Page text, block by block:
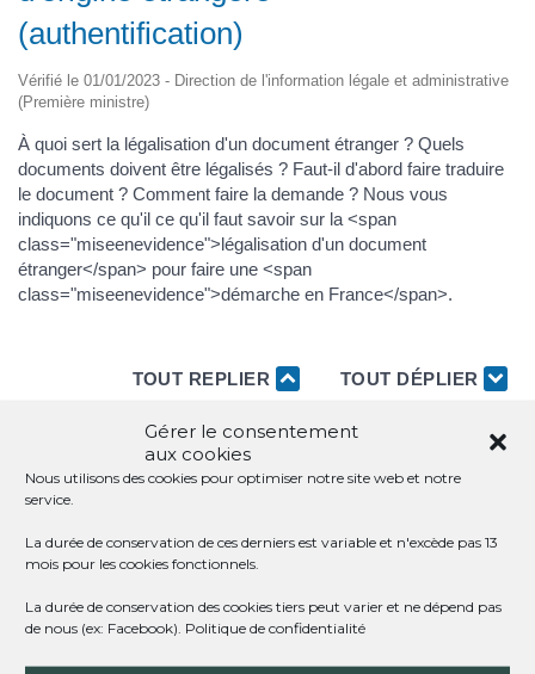
Gérer le consentement
aux cookies
Nous utilisons des cookies pour optimiser notre site web et notre
service.
La durée de conservation de ces derniers est variable et n'excède pas 13
mois pour les cookies fonctionnels.
La durée de conservation des cookies tiers peut varier et ne dépend pas
de nous (ex: Facebook). Politique de confidentialité
(authentification)
Vérifié le 01/01/2023 - Direction de l'information légale et administrative
(Première ministre)
À quoi sert la légalisation d'un document étranger ? Quels
documents doivent être légalisés ? Faut-il d'abord faire traduire
le document ? Comment faire la demande ? Nous vous
indiquons ce qu'il ce qu'il faut savoir sur la <span
class="miseenevidence">légalisation d'un document
étranger</span> pour faire une <span
class="miseenevidence">démarche en France</span>.
TOUT REPLIER TOUT DÉPLIER
À QUOI SERT LA LÉGALISATION ?
LÉGALISÉS ?
LE DOCUMENT DOIT-IL ÊTRE TRADUIT